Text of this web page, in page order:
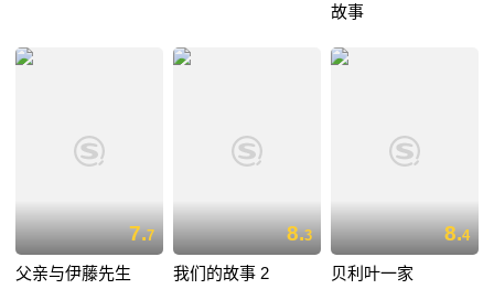
故事
7.7
父亲与伊藤先生
8.3
我们的故事 2
8.4
贝利叶一家